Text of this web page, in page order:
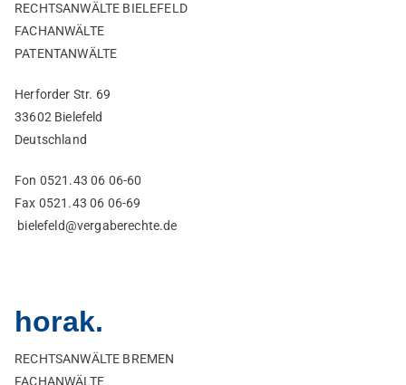
RECHTSANWÄLTE BIELEFELD
FACHANWÄLTE
PATENTANWÄLTE
Herforder Str. 69
33602 Bielefeld
Deutschland
Fon 0521.43 06 06-60
Fax 0521.43 06 06-69
bielefeld@vergaberechte.de
horak.
RECHTSANWÄLTE BREMEN
FACHANWÄLTE